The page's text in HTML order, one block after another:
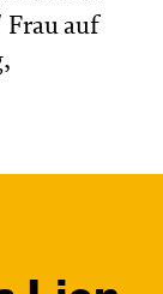
Frau auf